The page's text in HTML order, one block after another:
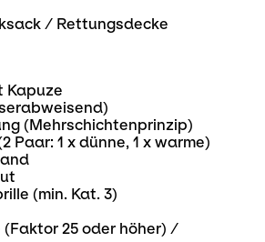
/ Rettungsdecke
Kapuze
(Mehrschichtenprinzip)
Paar: 1 x dünne, 1 x warme)
(min. Kat. 3)
(Faktor 25 oder höher) /